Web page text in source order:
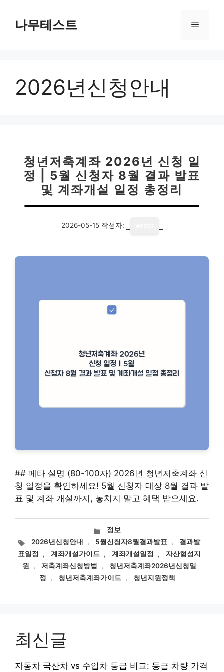
나무테스트 메
2026년신청안내
청년저축계좌 2026년 신청 일
정 | 5월 신청자 8월 결과 발표
및 계좌개설 일정 총정리
2026-05-15 작성자:
## 메타 설명 (80-100자) 2026년 청년저축계좌 신
청 일정을 확인하세요! 5월 신청자 대상 8월 결과 발
표 및 계좌 개설까지, 놓치지 말고 혜택 받으세요.
카
테
고
리
정보
태
그
2026년신청안내 , 5월신청자8월결과발표 ,
결과발
표일정
, 계좌개설가이드 , 계좌개설일정 ,
자산형성지
원
, 저축계좌신청방법 ,
청년저축계좌2026년신청일
정
, 청년저축계좌가이드 , 청년지원정책
최신글
자동차 국산차 vs 수입차 등급 비교: 동급 차량 가격